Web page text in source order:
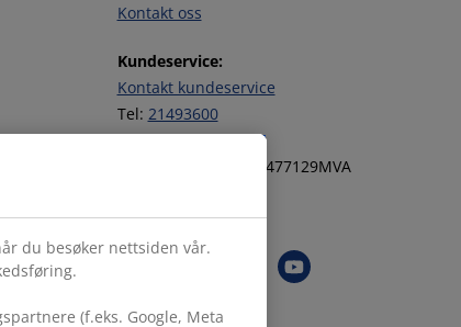
Kontakt oss
Kundeservice:
Kontakt kundeservice
Tel: 21493600
JYSK Org. nr. NO947477129MVA
Følg JYSK
du besøker nettsiden vår.
(f.eks. Google, Meta